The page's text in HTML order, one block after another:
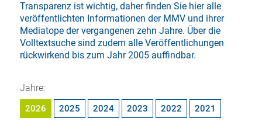
Transparenz ist wichtig, daher finden Sie hier alle
veröffentlichten Informationen der MMV und ihrer
Mediatope der vergangenen zehn Jahre. Über die
Volltextsuchesind zudem alle Veröffentlichungen
rückwirkend bis zum Jahr 2005 auffindbar.
Jahre:
2026 2025 2024 2023 2022 2021